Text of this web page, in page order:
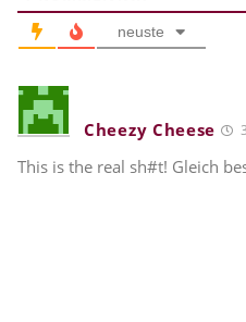
neuste
Cheezy Cheese
This is the real sh#t! Gleich